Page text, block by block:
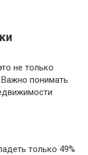
не только
понимать
только 49%